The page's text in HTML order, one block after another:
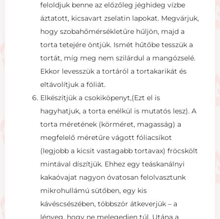
feloldjuk benne az előzőleg jéghideg vízbe
áztatott, kicsavart zselatin lapokat. Megvárjuk,
hogy szobahőmérsékletűre hűljön, majd a
torta tetejére öntjük. Ismét hűtőbe tesszük a
tortát, míg meg nem szilárdul a mangózselé.
Ekkor levesszük a tortáról a tortakarikát és
eltávolítjuk a fóliát.
Elkészítjük a csokiköpenyt,(Ezt el is
hagyhatjuk, a torta enélkül is mutatós lesz). A
torta méretének (körméret, magasság) a
megfelelő méretűre vágott fóliacsíkot
(legjobb a kicsit vastagabb tortavax) fröcskölt
mintával díszítjük. Ehhez egy teáskanálnyi
kakaóvajat nagyon óvatosan felolvasztunk
mikrohullámú sütőben, egy kis
kávéscsészében, többször átkeverjük – a
lényeg, hogy ne melegedjen túl. Utána a